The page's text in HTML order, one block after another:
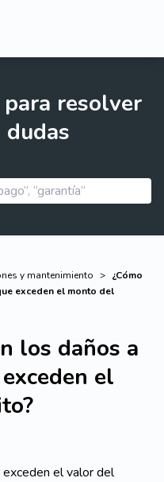
resolver
y mantenimiento > ¿Cómo
exceden el monto del
los daños a
el
el valor del